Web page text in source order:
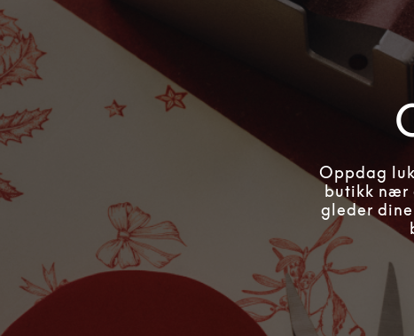
Oppdag
butikk nær
gleder